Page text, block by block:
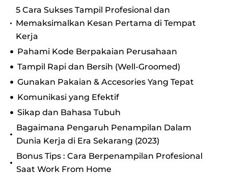
5 Cara Sukses Tampil Profesional dan
Memaksimalkan Kesan Pertama di Tempat
Kerja
Pahami Kode Berpakaian Perusahaan
Tampil Rapi dan Bersih (Well-Groomed)
Gunakan Pakaian & Accesories Yang Tepat
Komunikasi yang Efektif
Sikap dan Bahasa Tubuh
Bagaimana Pengaruh Penampilan Dalam
Dunia Kerja di Era Sekarang (2023)
Bonus Tips : Cara Berpenampilan Profesional
Saat Work From Home